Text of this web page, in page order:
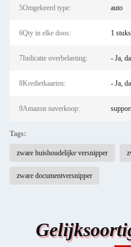
5Omgekeerd type: auto
6Qty in elke doos: 1 stuks
7Indicatie overbelasting: - Ja,
8Kredietkaarten: - Ja,
9Amazon naverkoop:
Tags:
zware huishoudelijke versnipper
zware documentversnipper